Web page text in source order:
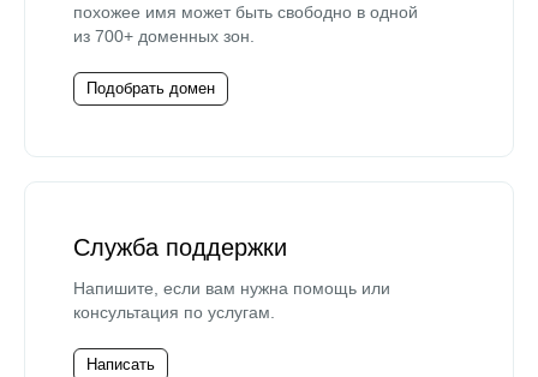
похожее имя может быть свободно в одной
из 700+ доменных зон.
Подобрать домен
Служба поддержки
Напишите, если вам нужна помощь или
консультация по услугам.
Написать